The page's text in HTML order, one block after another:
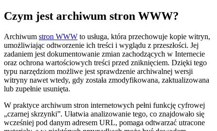
Czym jest archiwum stron WWW?
Archiwum stron WWW to usługa, która przechowuje kopie witryn,
umożliwiając odtworzenie ich treści i wyglądu z przeszłości. Jej
zadaniem jest dokumentowanie zmian zachodzących w Internecie
oraz ochrona wartościowych treści przed zniknięciem. Dzięki tego
typu narzędziom możliwe jest sprawdzenie archiwalnej wersji
witryny nawet wtedy, gdy została zmodyfikowana, zaktualizowana
lub zupełnie usunięta.
W praktyce archiwum stron internetowych pełni funkcję cyfrowej
„czarnej skrzynki”. Ułatwia analizowanie tego, co znajdowało się
wcześniej pod danym adresem URL, pomaga odtwarzać utracone